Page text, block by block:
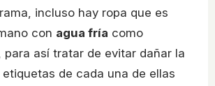
incluso hay ropa que es
con agua fría como
para así tratar de evitar dañar la
etiquetas de cada una de ellas